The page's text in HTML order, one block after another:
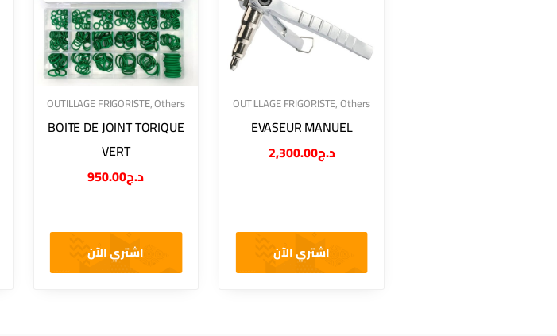
OUTILLAGE FRIGORISTE,Others
BOITE DE JOINT TORIQUE
VERT
د.ج950.00
اشتري الآن
OUTILLAGE FRIGORISTE,Others
EVASEUR MANUEL
د.ج2,300.00
اشتري الآن